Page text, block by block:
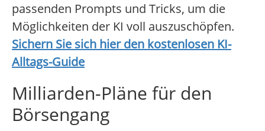
passenden Prompts und Tricks, um die
Möglichkeiten der KI voll auszuschöpfen.
Sichern Sie sich hier den kostenlosen KI-
Alltags-Guide
Milliarden-Pläne für den
Börsengang